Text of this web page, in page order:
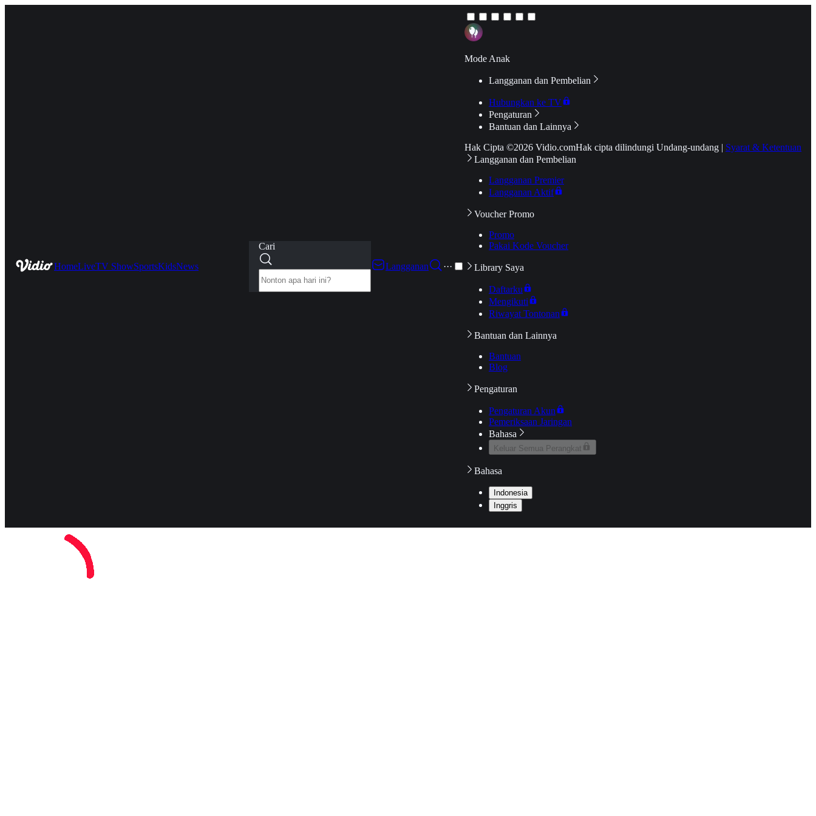
HomeLiveTV ShowSportsKidsNews
Cari
Langganan
···
Mode Anak
Langganan dan Pembelian
Hubungkan ke TV
Pengaturan
Bantuan dan Lainnya
Hak Cipta ©2026 Vidio.comHak cipta dilindungi Undang-undang | Syarat & Ketentuan
Langganan dan Pembelian
Langganan Premier
Langganan Aktif
Voucher Promo
Promo
Pakai Kode Voucher
Library Saya
Daftarku
Mengikuti
Riwayat Tontonan
Bantuan dan Lainnya
Bantuan
Blog
Pengaturan
Pengaturan Akun
Pemeriksaan Jaringan
Bahasa
Keluar Semua Perangkat
Bahasa
Indonesia
Inggris